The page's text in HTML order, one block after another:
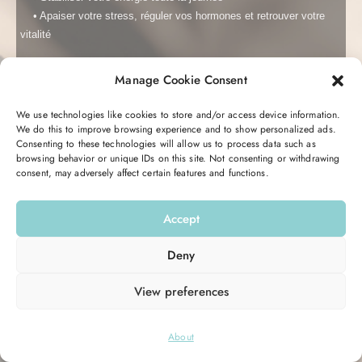
Manage Cookie Consent
We use technologies like cookies to store and/or access device information.
We do this to improve browsing experience and to show personalized ads.
Consenting to these technologies will allow us to process data such as
browsing behavior or unique IDs on this site. Not consenting or withdrawing
consent, may adversely affect certain features and functions.
Accept
Deny
View preferences
About
Se connecter
Hello Good Shape
• Apaiser votre stress, réguler vos hormones et retrouver votre
vitalité
C’est totalement gratuit et transformant.
Vous recevrez pendant 5 jours un email avec des conseils, des
astuces, et une action à réaliser pour retrouver votre équilibre
hormonal et votre énergie.
Entrez votre email ici pour commencer :